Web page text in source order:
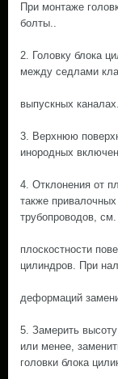
При монтаже
болты..
2. Головку блока
между седлами
выпускных
3. Верхнюю
инородных
4. Отклонения от
также
трубопроводов,
плоскостности
цилиндров. При
деформаций
5. Замерить
или менее,
головки блока